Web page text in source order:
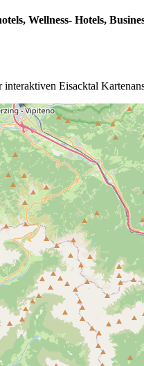
Wellness- Hotels,
Eisacktal